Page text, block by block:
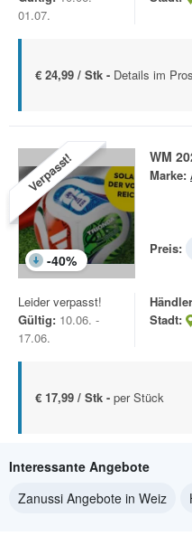
01.07.
€ 24,99 / Stk - Details im
Verpasst!
-40%
WM
Marke:
Preis:
Leider verpasst!
Gültig: 10.06. -
17.06.
Stadt:
€ 17,99 / Stk - per Stück
Interessante Angebote
Zanussi Angebote in Weiz